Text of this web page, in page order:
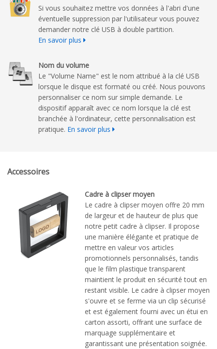
Si vous souhaitez mettre vos données à l'abri d'une
éventuelle suppression par l'utilisateur vous pouvez
demander notre clé USB à double partition.
En savoir plus
Nom du volume
Le "Volume Name" est le nom attribué à la clé USB
lorsque le disque est formaté ou créé. Nous pouvons
personnaliser ce nom sur simple demande. Le
dispositif apparaît avec ce nom lorsque la clé est
branchée à l'ordinateur, cette personnalisation est
pratique. En savoir plus
Accessoires
Cadre à clipser moyen
Le cadre à clipser moyen offre 20 mm
de largeur et de hauteur de plus que
notre petit cadre à clipser. Il propose
une manière élégante et pratique de
mettre en valeur vos articles
promotionnels personnalisés, tandis
que le film plastique transparent
maintient le produit en sécurité tout en
restant visible. Le cadre à clipser moyen
s'ouvre et se ferme via un clip sécurisé
et est également fourni avec un étui en
carton assorti, offrant une surface de
marquage supplémentaire et
garantissant une présentation soignée.